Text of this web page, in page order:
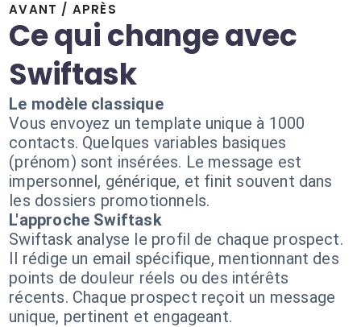
AVANT / APRÈS
Ce qui change avec
Swiftask
Le modèle classique
Vous envoyez un template unique à 1000
contacts. Quelques variables basiques
(prénom) sont insérées. Le message est
impersonnel, générique, et finit souvent dans
les dossiers promotionnels.
L'approche Swiftask
Swiftask analyse le profil de chaque prospect.
Il rédige un email spécifique, mentionnant des
points de douleur réels ou des intérêts
récents. Chaque prospect reçoit un message
unique, pertinent et engageant.